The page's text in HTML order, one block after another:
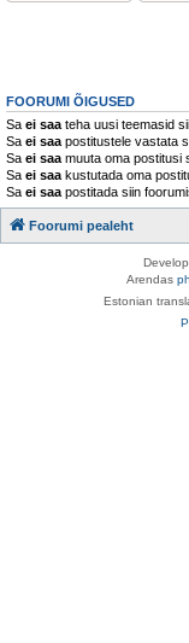
FOORUMI ÕIGUSED
Sa ei saa teha uusi teemasid
Sa ei saa postitustele vastata
Sa ei saa muuta oma postitusi
Sa ei saa kustutada oma
Sa ei saa postitada siin
Foorumi pealeht
Arendas
Estonian